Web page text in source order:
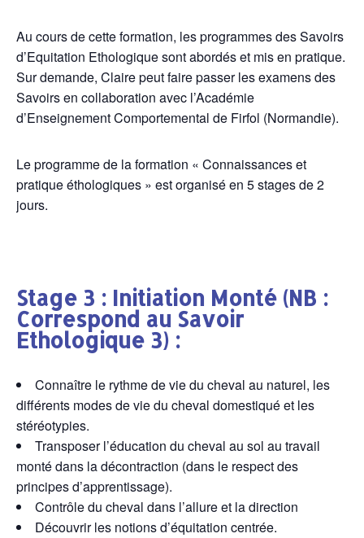
Au cours de cette formation, les programmes des Savoirs
d’Equitation Ethologique sont abordés et mis en pratique.
Sur demande, Claire peut faire passer les examens des
Savoirs en collaboration avec l’Académie
d’Enseignement Comportemental de Firfol (Normandie).
Le programme de la formation « Connaissances et
pratique éthologiques » est organisé en 5 stages de 2
jours.
Stage 3 : Initiation Monté (NB :
Correspond au Savoir
Ethologique 3) :
Connaître le rythme de vie du cheval au naturel, les
différents modes de vie du cheval domestiqué et les
stéréotypies.
Transposer l’éducation du cheval au sol au travail
monté dans la décontraction (dans le respect des
principes d’apprentissage).
Contrôle du cheval dans l’allure et la direction
Découvrir les notions d’équitation centrée.